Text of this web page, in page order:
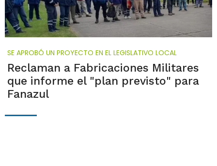
SE APROBÓ UN PROYECTO EN EL LEGISLATIVO LOCAL
Reclaman a Fabricaciones Militares
que informe el "plan previsto" para
Fanazul